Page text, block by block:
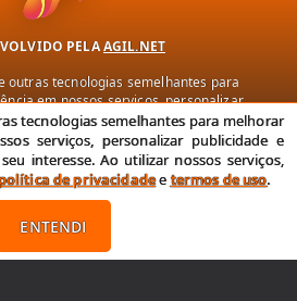
PELAAGIL.NET
outras tecnologias semelhantes para
em nossos serviços, personalizar
conteúdo de seu interesse. Ao utilizar
com nossa política de privacidade e
termos de uso.
Termos de uso
tecnologias semelhantes para melhorar
serviços, personalizar publicidade e
interesse. Ao utilizar nossos serviços,
de privacidadeetermos de uso.
ENTENDI